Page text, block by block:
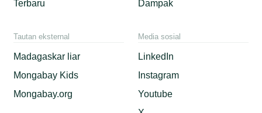
Terbaru
Dampak
Tautan eksternal
Madagaskar liar
Mongabay Kids
Mongabay.org
Media sosial
LinkedIn
Instagram
Youtube